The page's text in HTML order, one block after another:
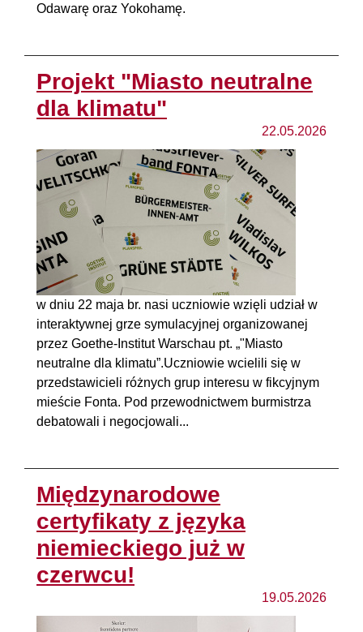
Odawarę oraz Yokohamę.
Projekt "Miasto neutralne
dla klimatu"
22.05.2026
w dniu 22 maja br. nasi uczniowie wzięli udział w
interaktywnej grze symulacyjnej organizowanej
przez Goethe-Institut Warschau pt. „"Miasto
neutralne dla klimatu”.Uczniowie wcielili się w
przedstawicieli różnych grup interesu w fikcyjnym
mieście Fonta. Pod przewodnictwem burmistrza
debatowali i negocjowali...
Międzynarodowe
certyfikaty z języka
niemieckiego już w
czerwcu!
19.05.2026